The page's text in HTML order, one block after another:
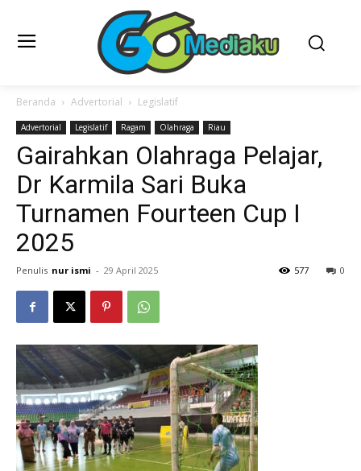
Beranda Advertorial Legislatif
Advertorial Legislatif Ragam Olahraga Riau
Gairahkan Olahraga Pelajar,
Dr Karmila Sari Buka
Turnamen Fourteen Cup I
2025
Penulis nur ismi - 29 April 2025 0
577